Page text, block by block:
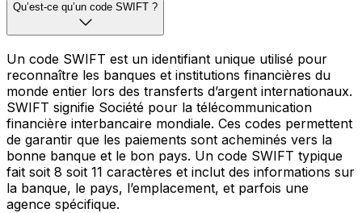
Qu’est-ce qu’un code SWIFT ?
Un code SWIFT est un identifiant unique utilisé pour
reconnaître les banques et institutions financières du
monde entier lors des transferts d’argent internationaux.
SWIFT signifie Société pour la télécommunication
financière interbancaire mondiale. Ces codes permettent
de garantir que les paiements sont acheminés vers la
bonne banque et le bon pays. Un code SWIFT typique
fait soit 8 soit 11 caractères et inclut des informations sur
la banque, le pays, l’emplacement, et parfois une
agence spécifique.